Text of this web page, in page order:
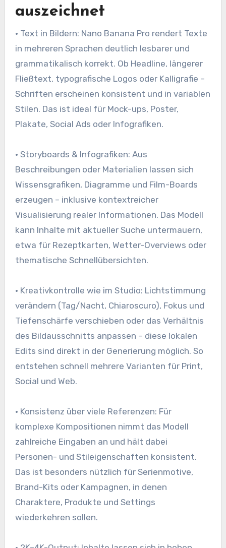
auszeichnet
• Text in Bildern: Nano Banana Pro rendert Texte
in mehreren Sprachen deutlich lesbarer und
grammatikalisch korrekt. Ob Headline, längerer
Fließtext, typografische Logos oder Kalligrafie –
Schriften erscheinen konsistent und in variablen
Stilen. Das ist ideal für Mock-ups, Poster,
Plakate, Social Ads oder Infografiken.
• Storyboards & Infografiken: Aus
Beschreibungen oder Materialien lassen sich
Wissensgrafiken, Diagramme und Film-Boards
erzeugen – inklusive kontextreicher
Visualisierung realer Informationen. Das Modell
kann Inhalte mit aktueller Suche untermauern,
etwa für Rezeptkarten, Wetter-Overviews oder
thematische Schnellübersichten.
• Kreativkontrolle wie im Studio: Lichtstimmung
verändern (Tag/Nacht, Chiaroscuro), Fokus und
Tiefenschärfe verschieben oder das Verhältnis
des Bildausschnitts anpassen – diese lokalen
Edits sind direkt in der Generierung möglich. So
entstehen schnell mehrere Varianten für Print,
Social und Web.
• Konsistenz über viele Referenzen: Für
komplexe Kompositionen nimmt das Modell
zahlreiche Eingaben an und hält dabei
Personen- und Stileigenschaften konsistent.
Das ist besonders nützlich für Serienmotive,
Brand-Kits oder Kampagnen, in denen
Charaktere, Produkte und Settings
wiederkehren sollen.